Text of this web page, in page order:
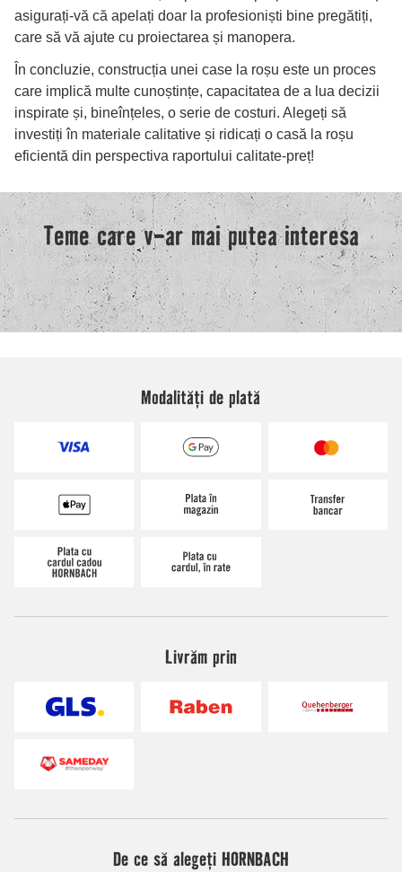
Modalități de plată
Livrăm prin
De ce să alegeți HORNBACH